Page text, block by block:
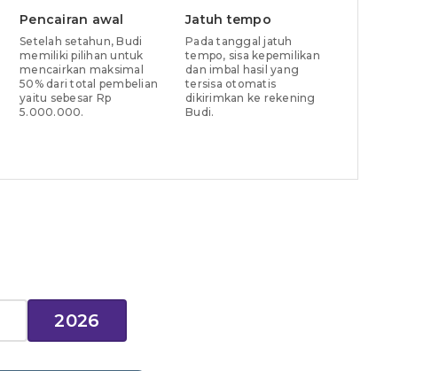
Pencairan awal
Setelah setahun, Budi
memiliki pilihan untuk
mencairkan maksimal
50% dari total pembelian
yaitu sebesar Rp
5.000.000.
Jatuh tempo
Pada tanggal jatuh
tempo, sisa kepemilikan
dan imbal hasil yang
tersisa otomatis
dikirimkan ke rekening
Budi.
2026